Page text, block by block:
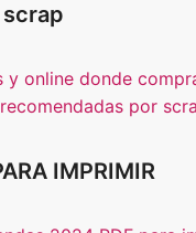
y online donde
por
IMPRIMIR